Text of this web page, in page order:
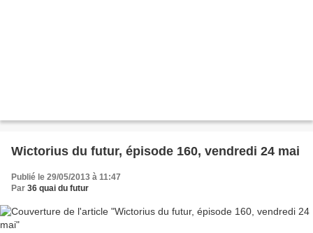
Wictorius du futur, épisode 160, vendredi 24 mai
Publié le 29/05/2013 à 11:47
Par 36 quai du futur